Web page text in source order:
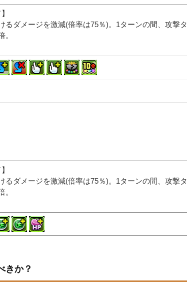
るダメージを激減(倍率は75％)。1ターンの間、攻撃タ
。
るダメージを激減(倍率は75％)。1ターンの間、攻撃タ
。
きか？